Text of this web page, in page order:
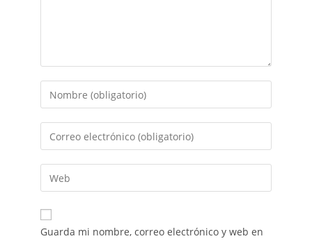
Guarda mi nombre, correo electrónico y web en